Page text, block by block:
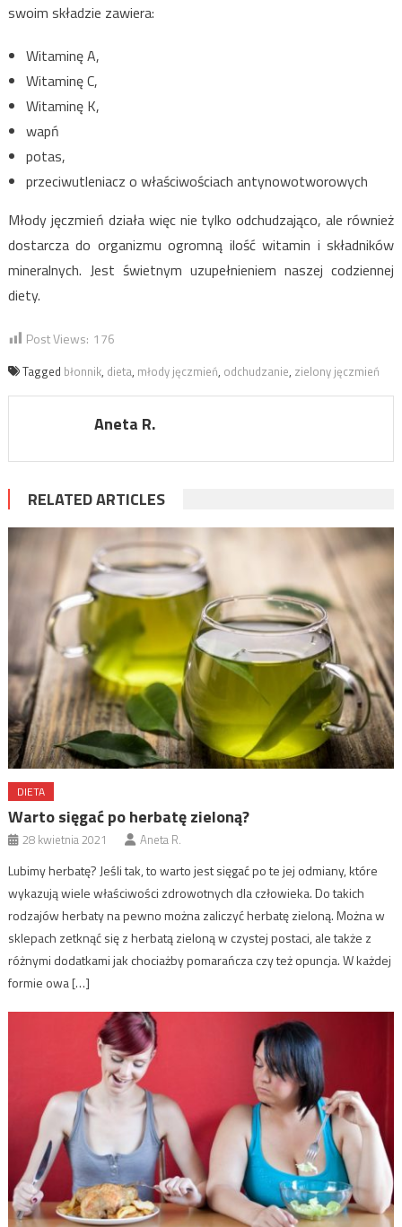
swoim składzie zawiera:
Witaminę A,
Witaminę C,
Witaminę K,
wapń
potas,
przeciwutleniacz o właściwościach antynowotworowych
Młody jęczmień działa więc nie tylko odchudzająco, ale również
dostarcza do organizmu ogromną ilość witamin i składników
mineralnych. Jest świetnym uzupełnieniem naszej codziennej
diety.
Post Views: 176
Tagged błonnik, dieta, młody jęczmień, odchudzanie, zielony jęczmień
Aneta R.
RELATED ARTICLES
DIETA
Warto sięgać po herbatę zieloną?
28 kwietnia 2021 Aneta R.
Lubimy herbatę? Jeśli tak, to warto jest sięgać po te jej odmiany, które
wykazują wiele właściwości zdrowotnych dla człowieka. Do takich
rodzajów herbaty na pewno można zaliczyć herbatę zieloną. Można w
sklepach zetknąć się z herbatą zieloną w czystej postaci, ale także z
różnymi dodatkami jak chociażby pomarańcza czy też opuncja. W każdej
formie owa […]